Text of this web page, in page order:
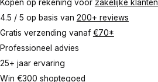
Kopen op rekening voor zakelijke klanten
4.5 / 5 op basis van 200+ reviews
Gratis verzending vanaf €70*
Professioneel advies
25+ jaar ervaring
Win €300 shoptegoed